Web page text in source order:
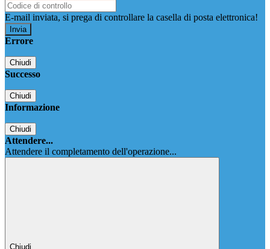
E-mail inviata, si prega di controllare la casella di posta elettronica!
Errore
Chiudi
Successo
Chiudi
Informazione
Chiudi
Attendere...
Attendere il completamento dell'operazione...
Chiudi